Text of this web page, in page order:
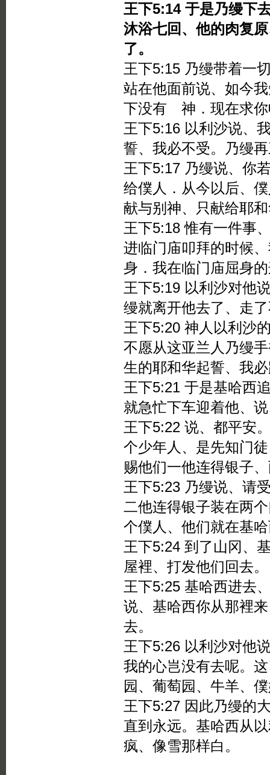
王下5:14 于是乃缦下
沐浴七回、他的肉复
了。
王下5:15 乃缦带着一
站在他面前说、如今
下没有 神．现在求你
王下5:16 以利沙说、
誓、我必不受。乃缦
王下5:17 乃缦说、你
给僕人．从今以后、
献与别神、只献给耶
王下5:18 惟有一件事
进临门庙叩拜的时候
身．我在临门庙屈身
王下5:19 以利沙对他
缦就离开他去了、走
王下5:20 神人以利沙
不愿从这亚兰人乃缦
生的耶和华起誓、我
王下5:21 于是基哈西
就急忙下车迎着他、
王下5:22 说、都平安
个少年人、是先知门
赐他们一他连得银子
王下5:23 乃缦说、请
二他连得银子装在两
个僕人、他们就在基
王下5:24 到了山冈、
屋裡、打发他们回去。
王下5:25 基哈西进去
说、基哈西你从那裡
去。
王下5:26 以利沙对他
我的心岂没有去呢。
园、葡萄园、牛羊、
王下5:27 因此乃缦的
直到永远。基哈西从
疯、像雪那样白。